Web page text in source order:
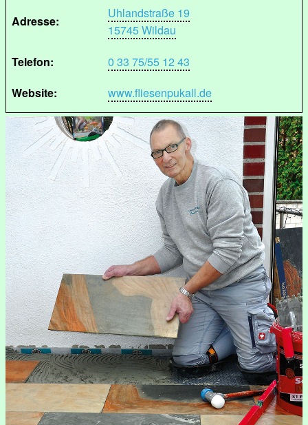
Adresse:
Uhlandstraße 19
15745 Wildau
Telefon:
0 33 75/55 12 43
Website:
www.fliesenpukall.de